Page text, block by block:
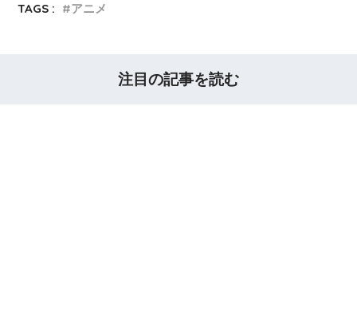
TAGS :
アニメ
注目の記事を読む